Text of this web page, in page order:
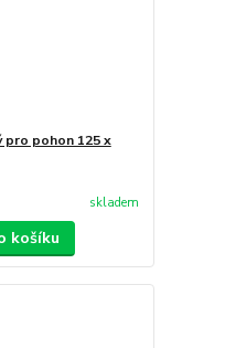
pro pohon 125 x
skladem
košíku